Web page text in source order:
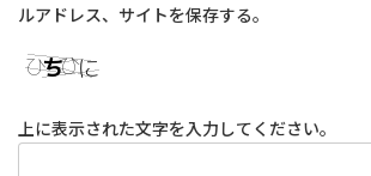
ルアドレス、サイトを保存する。
上に表示された文字を入力してください。